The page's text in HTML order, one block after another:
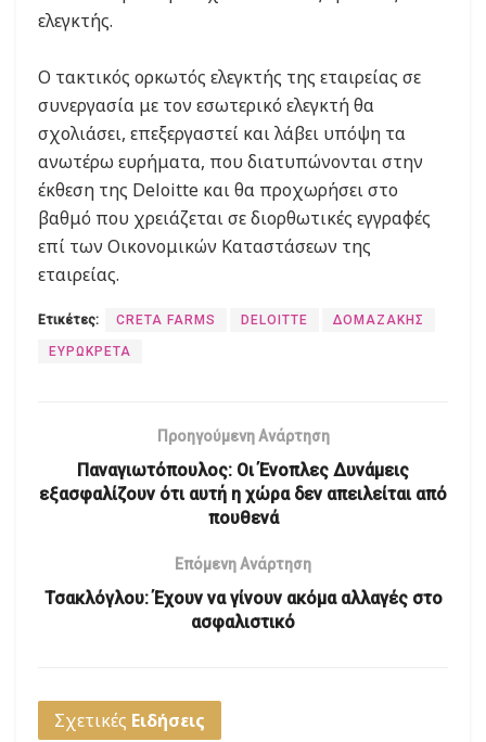
ελεγκτής.
Ο τακτικός ορκωτός ελεγκτής της εταιρείας σε
συνεργασία με τον εσωτερικό ελεγκτή θα
σχολιάσει, επεξεργαστεί και λάβει υπόψη τα
ανωτέρω ευρήματα, που διατυπώνονται στην
έκθεση της Deloitte και θα προχωρήσει στο
βαθμό που χρειάζεται σε διορθωτικές εγγραφές
επί των Οικονομικών Καταστάσεων της
εταιρείας.
Ετικέτες: CRETA FARMS DELOITTE ΔΟΜΑΖΑΚΗΣ
ΕΥΡΩΚΡΕΤΑ
Προηγούμενη Ανάρτηση
Παναγιωτόπουλος: Οι Ένοπλες Δυνάμεις
εξασφαλίζουν ότι αυτή η χώρα δεν απειλείται από
πουθενά
Επόμενη Ανάρτηση
Τσακλόγλου: Έχουν να γίνουν ακόμα αλλαγές στο
ασφαλιστικό
Σχετικές Ειδήσεις